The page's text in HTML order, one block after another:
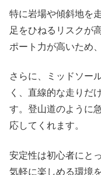
特に岩場や傾斜地を
足をひねるリスクが
ポート力が高いため
さらに、ミッドソー
く、直線的な走りだ
す。登山道のように
応してくれます。
安定性は初心者にと
気軽に楽しめる環境